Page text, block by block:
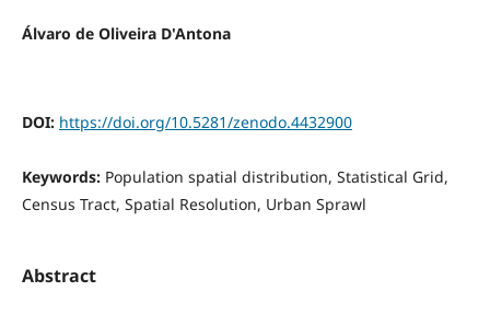
Álvaro de Oliveira D'Antona
DOI: https://doi.org/10.5281/zenodo.4432900
Keywords: Population spatial distribution, Statistical Grid,
Census Tract, Spatial Resolution, Urban Sprawl
Abstract